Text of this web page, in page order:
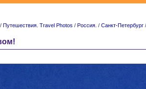
/ Путешествия. Travel Photos / Россия. / Санкт-Петербург